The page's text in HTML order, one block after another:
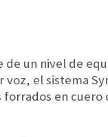
un nivel de
el sistema
en cuero